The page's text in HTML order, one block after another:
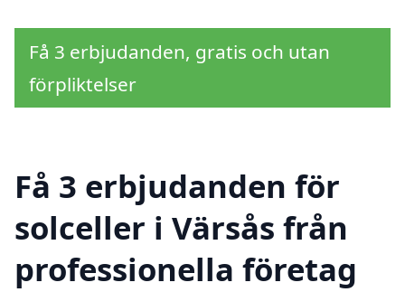
Få 3 erbjudanden, gratis och utan
förpliktelser
Få 3 erbjudanden för
solceller i Värsås från
professionella företag